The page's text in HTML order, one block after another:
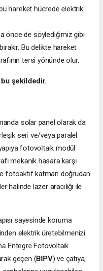
bu hareket hücrede elektrik
önce de söylediğimiz gibi
Bu delikte hareket
tersi yönünde olur.
şekildedir.
solar panel olarak da
seri ve/veya paralel
fotovoltaik modül
mekanik hasara karşı
fotoaktif katman doğrudan
halinde lazer aracılığı ile
sayesinde koruma
elektrik üretebilmenizi
Entegre Fotovoltaik
geçen (BIPV) ve çatıya,